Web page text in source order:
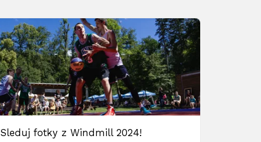
Sleduj fotky z Windmill 2024!